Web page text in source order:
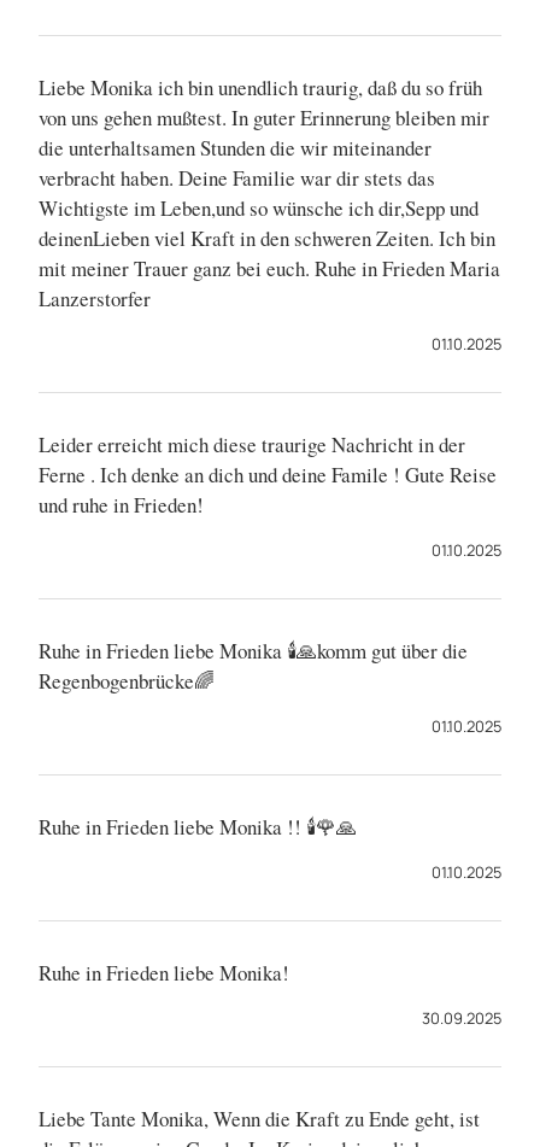
Liebe Monika ich bin unendlich traurig, daß du so früh
von uns gehen mußtest. In guter Erinnerung bleiben mir
die unterhaltsamen Stunden die wir miteinander
verbracht haben. Deine Familie war dir stets das
Wichtigste im Leben,und so wünsche ich dir,Sepp und
deinenLieben viel Kraft in den schweren Zeiten. Ich bin
mit meiner Trauer ganz bei euch. Ruhe in Frieden Maria
Lanzerstorfer
01.10.2025
Leider erreicht mich diese traurige Nachricht in der
Ferne . Ich denke an dich und deine Famile ! Gute Reise
und ruhe in Frieden!
01.10.2025
Ruhe in Frieden liebe Monika 🕯️🙏komm gut über die
Regenbogenbrücke🌈
01.10.2025
Ruhe in Frieden liebe Monika !! 🕯🌹🙏
01.10.2025
Ruhe in Frieden liebe Monika!
30.09.2025
Liebe Tante Monika, Wenn die Kraft zu Ende geht, ist